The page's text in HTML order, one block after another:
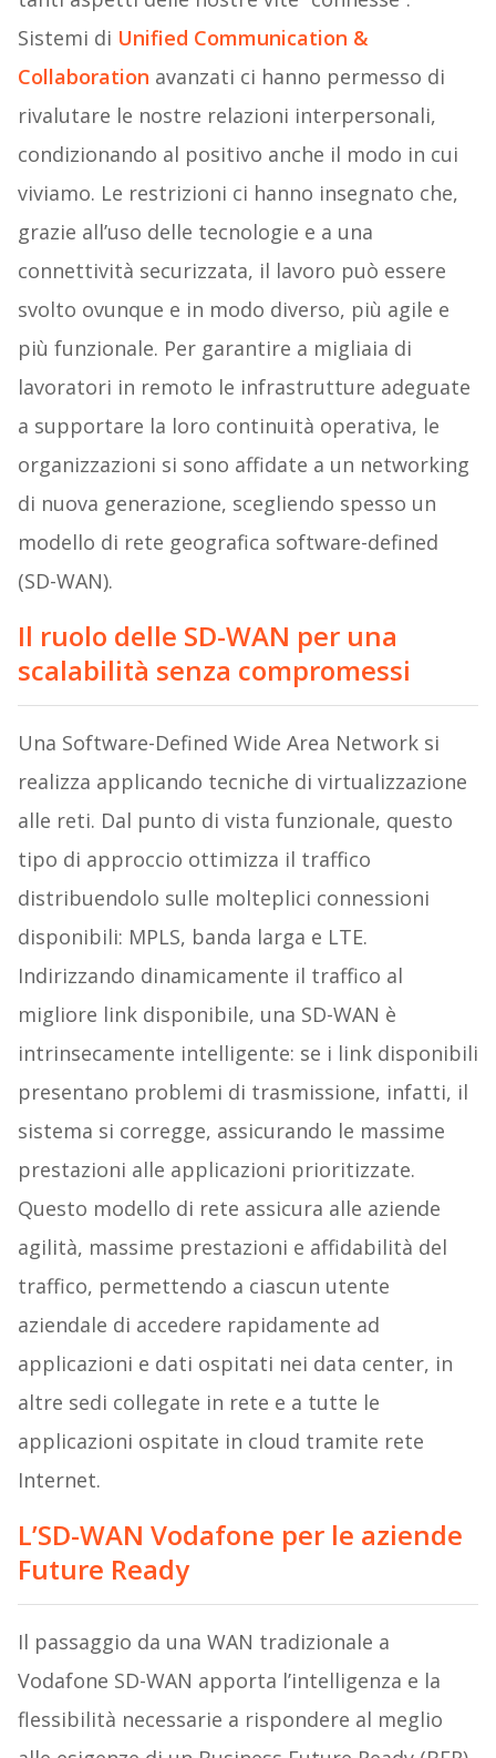
Sistemi di Unified Communication &
Collaboration avanzati ci hanno permesso di
rivalutare le nostre relazioni interpersonali,
condizionando al positivo anche il modo in cui
viviamo. Le restrizioni ci hanno insegnato che,
grazie all’uso delle tecnologie e a una
connettività securizzata, il lavoro può essere
svolto ovunque e in modo diverso, più agile e
più funzionale. Per garantire a migliaia di
lavoratori in remoto le infrastrutture adeguate
a supportare la loro continuità operativa, le
organizzazioni si sono affidate a un networking
di nuova generazione, scegliendo spesso un
modello di rete geografica software-defined
(SD-WAN).
Il ruolo delle SD-WAN per una
scalabilità senza compromessi
Una Software-Defined Wide Area Network si
realizza applicando tecniche di virtualizzazione
alle reti. Dal punto di vista funzionale, questo
tipo di approccio ottimizza il traffico
distribuendolo sulle molteplici connessioni
disponibili: MPLS, banda larga e LTE.
Indirizzando dinamicamente il traffico al
migliore link disponibile, una SD-WAN è
intrinsecamente intelligente: se i link disponibili
presentano problemi di trasmissione, infatti, il
sistema si corregge, assicurando le massime
prestazioni alle applicazioni prioritizzate.
Questo modello di rete assicura alle aziende
agilità, massime prestazioni e affidabilità del
traffico, permettendo a ciascun utente
aziendale di accedere rapidamente ad
applicazioni e dati ospitati nei data center, in
altre sedi collegate in rete e a tutte le
applicazioni ospitate in cloud tramite rete
Internet.
L’SD-WAN Vodafone per le aziende
Future Ready
Il passaggio da una WAN tradizionale a
Vodafone SD-WAN apporta l’intelligenza e la
flessibilità necessarie a rispondere al meglio